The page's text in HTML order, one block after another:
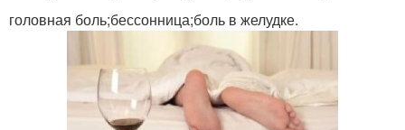
головная боль;бессонница;боль в желудке.